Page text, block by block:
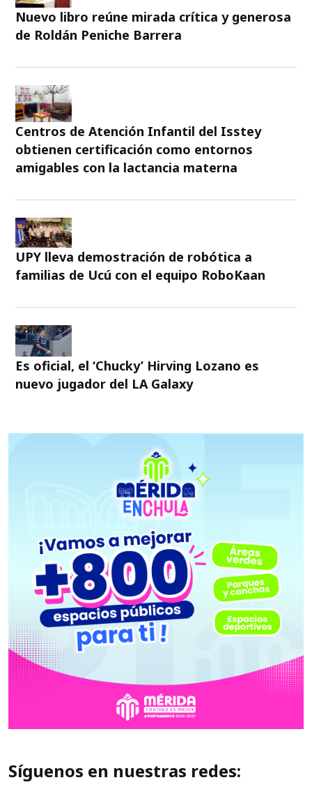
Nuevo libro reúne mirada crítica y generosa
de Roldán Peniche Barrera
Centros de Atención Infantil del Isstey
obtienen certificación como entornos
amigables con la lactancia materna
UPY lleva demostración de robótica a
familias de Ucú con el equipo RoboKaan
Es oficial, el ‘Chucky’ Hirving Lozano es
nuevo jugador del LA Galaxy
Síguenos en nuestras redes: